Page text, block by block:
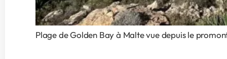
Plage de Golden Bay à Malte vue depuis le